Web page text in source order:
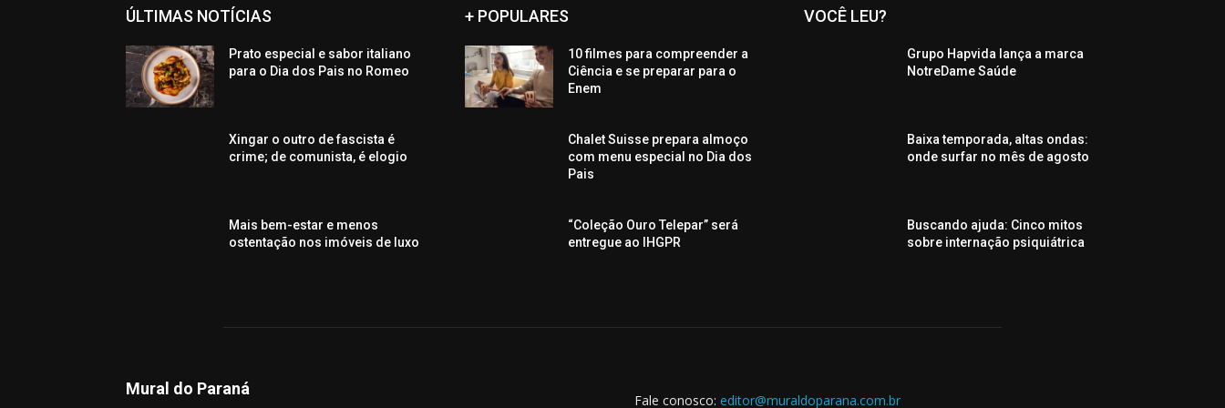
ÚLTIMAS NOTÍCIAS
Prato especial e sabor italiano
para o Dia dos Pais no Romeo
Xingar o outro de fascista é
crime; de comunista, é elogio
Mais bem-estar e menos
ostentação nos imóveis de luxo
+ POPULARES
10 filmes para compreender a
Ciência e se preparar para o
Enem
Chalet Suisse prepara almoço
com menu especial no Dia dos
Pais
“Coleção Ouro Telepar” será
entregue ao IHGPR
VOCÊ LEU?
Grupo Hapvida lança a marca
NotreDame Saúde
Baixa temporada, altas ondas:
onde surfar no mês de agosto
Buscando ajuda: Cinco mitos
sobre internação psiquiátrica
Mural do Paraná
Fale conosco: editor@muraldoparana.com.br